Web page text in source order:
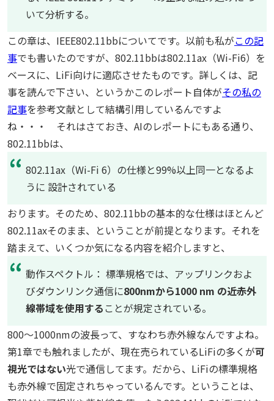
いて分析する。
この章は、IEEE802.11bbについてです。以前も私がこの記
事でも書いたのですが、802.11bbは802.11ax（Wi-Fi6）を
ベースに、LiFi向けに適応させたものです。詳しくは、記
事を読んで下さい、というかこのレポート自体がその私の
記事を参考文献として結構引用しているんですよ
ね・・・ それはさておき、AIのレポートにもある通り、
802.11bbは、
802.11ax（Wi-Fi 6）の仕様と99%以上同一となるよ
うに 設計されている
おります。そのため、802.11bbの基本的な仕様はほとんど
802.11axそのまま、ということが前提となります。それを
踏まえて、いくつか気になる内容を紹介しますと、
動作スペクトル： 標準規格では、アップリンクおよ
びダウンリンク通信に800nmから1000 nm の近赤外
線帯域を使用する ことが規定されている。
800～1000nmの波長って、すなわち赤外線なんですよね。
第1章でも触れましたが、現在売られているLiFiの多くが可
視光ではない光で通信してます。だから、LiFiの標準規格
も赤外線で固定されちゃっているんです。ということは、